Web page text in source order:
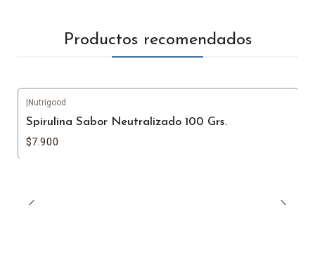
Productos recomendados
Nutrigood
Spirulina Sabor Neutralizado 100 Grs.
$7.900